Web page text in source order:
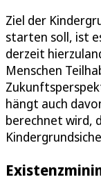
Ziel der
starten soll, ist
derzeit
Menschen
hängt auch
berechnet wird,